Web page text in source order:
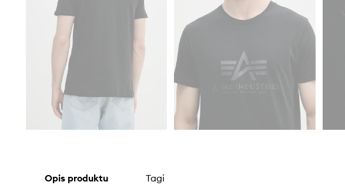
Opis produktu Tagi